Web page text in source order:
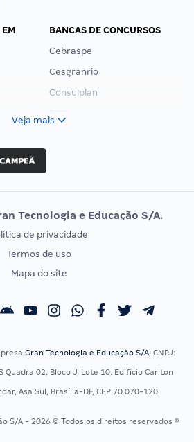
EM
BANCAS DE CONCURSOS
Cebraspe
Cesgranrio
Consulplan
Vunesp
EXAME DE ORDEM
Calendário OAB
Veja mais
Tecnologia e Educação S/A.
de privacidade
Termos de uso
Mapa do site
Gran Tecnologia e Educação S/A, CNPJ:
Quadra 02, Bloco J, Lote 10, Edifício Carlton
Asa Sul, Brasília-DF, CEP 70.070-120.
S/A - 2026 © Todos os direitos reservados ®